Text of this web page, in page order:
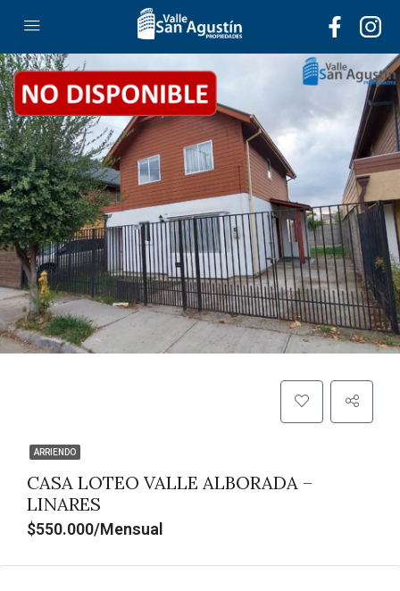
ARRIENDO
CASA LOTEO VALLE ALBORADA –
LINARES
$550.000/Mensual